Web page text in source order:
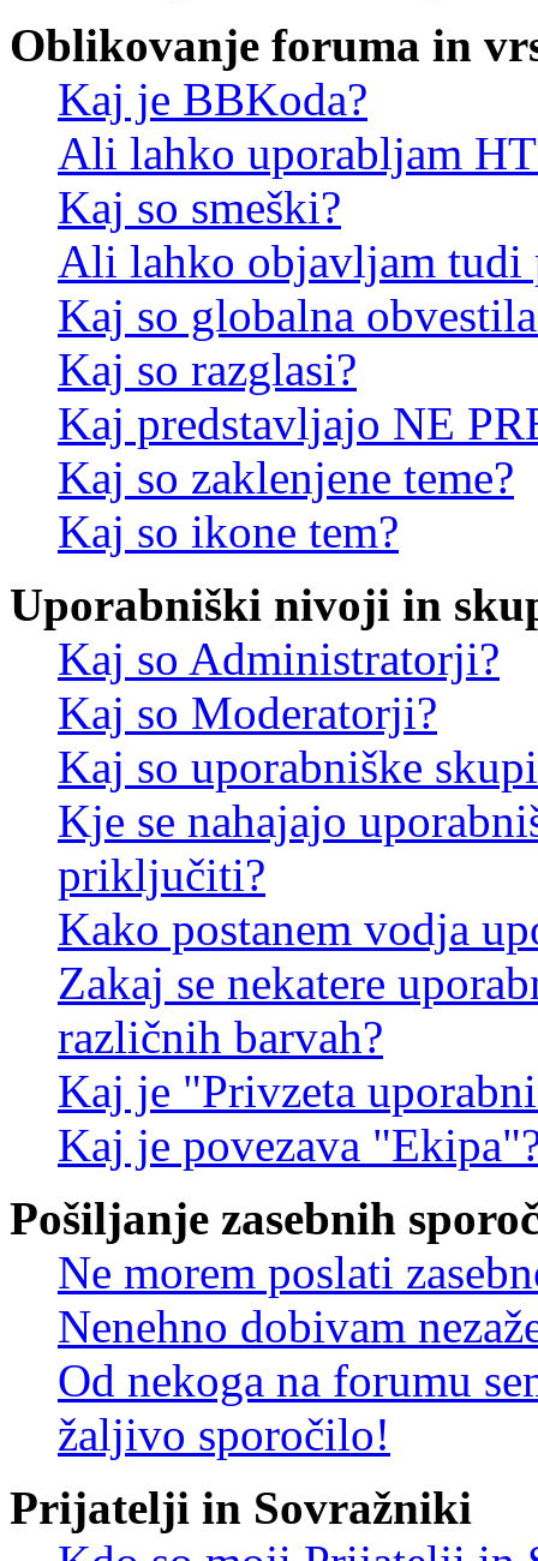
Oblikovanje foruma in
Kaj je BBKoda?
Ali lahko uporabljam
Kaj so smeški?
Ali lahko objavljam tudi
Kaj so globalna
Kaj so razglasi?
Kaj predstavljajo NE
Kaj so zaklenjene teme?
Kaj so ikone tem?
Uporabniški nivoji in
Kaj so Administratorji?
Kaj so Moderatorji?
Kaj so uporabniške
Kje se nahajajo
priključiti?
Kako postanem vodja
Zakaj se nekatere
različnih barvah?
Kaj je "Privzeta
Kaj je povezava
Pošiljanje zasebnih
Ne morem poslati
Nenehno dobivam
Od nekoga na forumu
žaljivo sporočilo!
Prijatelji in Sovražniki